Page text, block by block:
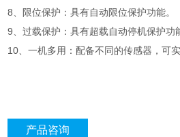
8、限位保护：具有自动限位保护功能。
9、过载保护：具有超载自动停机保护功
10、一机多用：配备不同的传感器，可实
产品咨询